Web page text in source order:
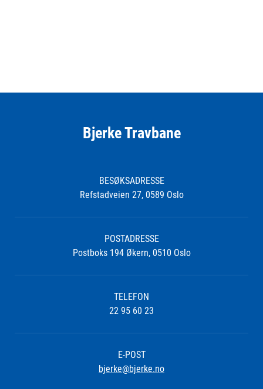
Bjerke Travbane
BESØKSADRESSE
Refstadveien 27, 0589 Oslo
POSTADRESSE
Postboks 194 Økern, 0510 Oslo
TELEFON
22 95 60 23
E-POST
bjerke@bjerke.no